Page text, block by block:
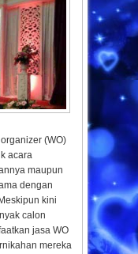
(WO)
acara
maupun
dengan
kini
calon
jasa WO
mereka